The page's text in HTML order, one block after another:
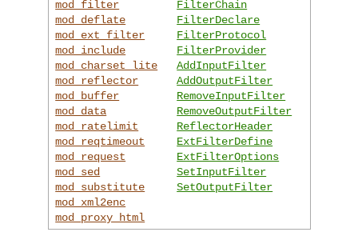
mod_filter
mod_deflate
mod_ext_filter
mod_include
mod_charset_lite
mod_reflector
mod_buffer
mod_data
mod_ratelimit
mod_reqtimeout
mod_request
mod_sed
mod_substitute
mod_xml2enc
mod_proxy_html
FilterChain
FilterDeclare
FilterProtocol
FilterProvider
AddInputFilter
AddOutputFilter
RemoveInputFilter
RemoveOutputFilter
ReflectorHeader
ExtFilterDefine
ExtFilterOptions
SetInputFilter
SetOutputFilter